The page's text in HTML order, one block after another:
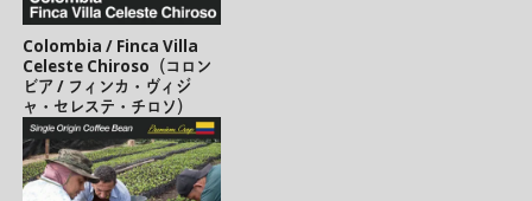
Colombia / Finca Villa
Celeste Chiroso（コロン
ビア / フィンカ・ヴィジ
ャ・セレステ・チロソ）